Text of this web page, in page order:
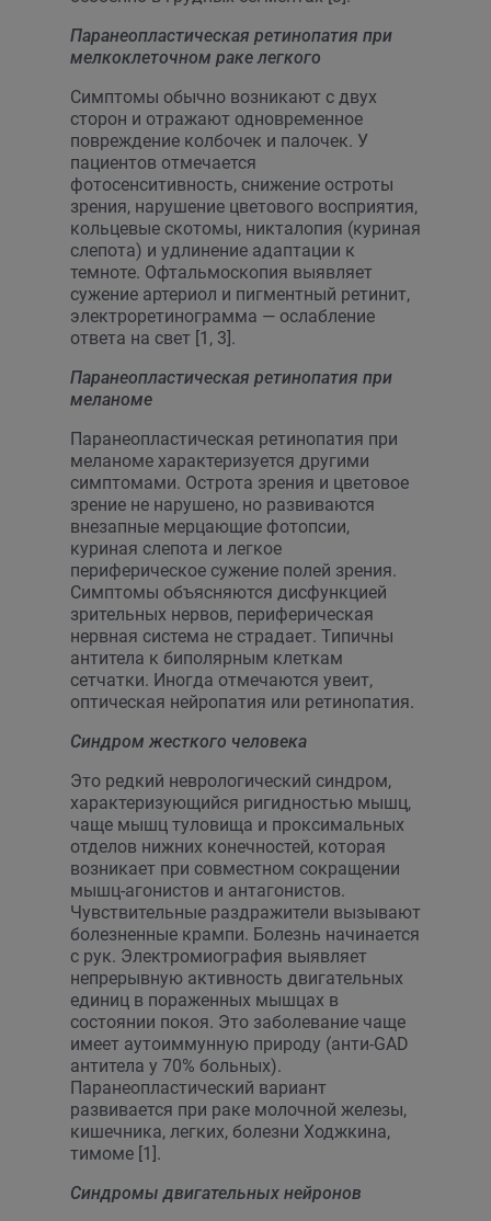
Паранеопластическая ретинопатия при
мелкоклеточном раке легкого
Симптомы обычно возникают с двух
сторон и отражают одновременное
повреждение колбочек и палочек. У
пациентов отмечается
фотосенситивность, снижение остроты
зрения, нарушение цветового восприятия,
кольцевые скотомы, никталопия (куриная
слепота) и удлинение адаптации к
темноте. Офтальмоскопия выявляет
сужение артериол и пигментный ретинит,
электроретинограмма — ослабление
ответа на свет [1, 3].
Паранеопластическая ретинопатия при
меланоме
Паранеопластическая ретинопатия при
меланоме характеризуется другими
симптомами. Острота зрения и цветовое
зрение не нарушено, но развиваются
внезапные мерцающие фотопсии,
куриная слепота и легкое
периферическое сужение полей зрения.
Симптомы объясняются дисфункцией
зрительных нервов, периферическая
нервная система не страдает. Типичны
антитела к биполярным клеткам
сетчатки. Иногда отмечаются увеит,
оптическая нейропатия или ретинопатия.
Синдром жесткого человека
Это редкий неврологический синдром,
характеризующийся ригидностью мышц,
чаще мышц туловища и проксимальных
отделов нижних конечностей, которая
возникает при совместном сокращении
мышц-агонистов и антагонистов.
Чувствительные раздражители вызывают
болезненные крампи. Болезнь начинается
с рук. Электромиография выявляет
непрерывную активность двигательных
единиц в пораженных мышцах в
состоянии покоя. Это заболевание чаще
имеет аутоиммунную природу (анти-GAD
антитела у 70% больных).
Паранеопластический вариант
развивается при раке молочной железы,
кишечника, легких, болезни Ходжкина,
тимоме [1].
Синдромы двигательных нейронов